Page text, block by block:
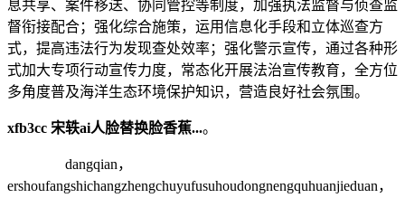
息共享、案件移送、协同管控等制度，加强执法监督与侦查监
督衔接配合；强化综合施策，运用信息化手段和立体巡查方
式，提高违法行为发现查处效率；强化警示宣传，通过各种形
式加大专项行动宣传力度，常态化开展法治宣传教育，全方位
多角度普及海洋生态环境保护知识，营造良好社会氛围。
xfb3cc 宋轶ai人脸替换脸香蕉...。
dangqian，
ershoufangshichangzhengchuyufusuhoudongnengquhuanjieduan，